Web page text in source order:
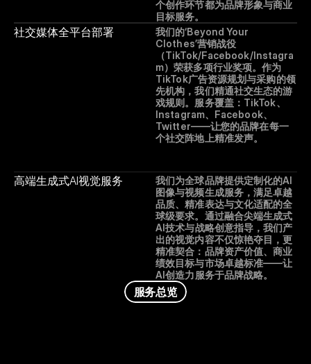
个创作环节都为品牌形象与商业
目标服务。
社交媒体全平台部署
我们的‘Beyond Your
Clothes’营销战役
（TikTok/Facebook/Instagra
m）荣获多项行业奖项。作为
TikTok广告资源规划与采购的领
先机构，我们精通社交生态的游
戏规则。服务覆盖：TikTok、
Instagram、Facebook、
Twitter——让您的品牌在每一
个社交阵地上精准发声。
高端生成式AI视觉服务
我们为全球品牌提供定制化的AI
图像与视频生成服务，满足卓越
品质、精准表达与文化适配的全
球级要求。通过融合尖端生成式
AI技术与战略创意指导，我们产
出的视觉内容不仅惊艳夺目，更
精准契合：品牌资产价值、商业
绩效目标与市场卓越标准——让
AI创造力服务于品牌战略。
服务总览